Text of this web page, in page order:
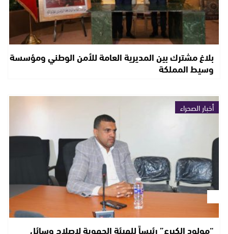
بلاغ مشترك بين المديرية العامة للأمن الوطني ومؤسسة
وسيط المملكة
أخبار الصحراء
“مولود الكيرع” رئيساً للهيئة الجهوية لإصلاح وسائل